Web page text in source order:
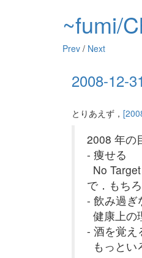
~fumi/
Prev / Next
2008-12-31
とりあえず，
2008 年の
- 痩せる
No
で．もち
- 飲み過ぎ
健康上の
- 酒を覚え
もっとい